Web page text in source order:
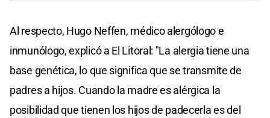
Al respecto, Hugo Neffen, médico alergólogo e
inmunólogo, explicó a El Litoral: "La alergia tiene una
base genética, lo que significa que se transmite de
padres a hijos. Cuando la madre es alérgica la
posibilidad que tienen los hijos de padecerla es del